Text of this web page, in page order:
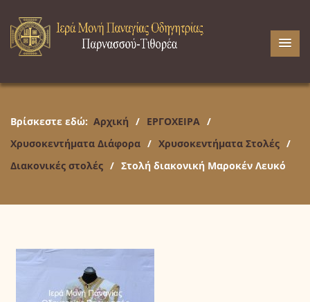
Βρίσκεστε εδώ: Αρχική / ΕΡΓΟΧΕΙΡΑ /
Χρυσοκεντήματα Διάφορα / Χρυσοκεντήματα Στολές /
Διακονικές στολές / Στολή διακονική Μαροκέν Λευκό